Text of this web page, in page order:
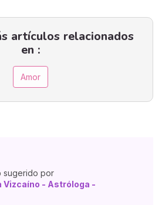
artículos relacionados
en :
Amor
sugerido por
Vizcaíno - Astróloga -